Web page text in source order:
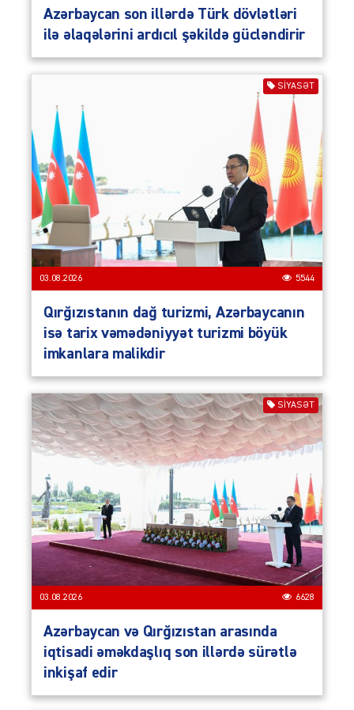
Azərbaycan son illərdə Türk dövlətləri
ilə əlaqələrini ardıcıl şəkildə gücləndirir
SIYASƏT
03.08.2026 5544
Qırğızıstanın dağ turizmi, Azərbaycanın
isə tarix vəmədəniyyət turizmi böyük
imkanlara malikdir
SIYASƏT
03.08.2026 6628
Azərbaycan və Qırğızıstan arasında
iqtisadi əməkdaşlıq son illərdə sürətlə
inkişaf edir